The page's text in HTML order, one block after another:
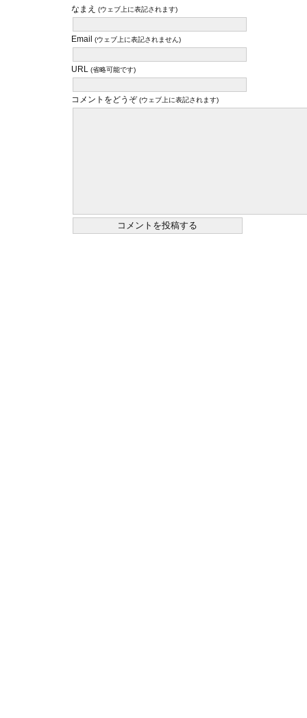
なまえ (ウェブ上に表記されます)
Email (ウェブ上に表記されません)
URL(省略可能です)
コメントをどうぞ(ウェブ上に表記されます)